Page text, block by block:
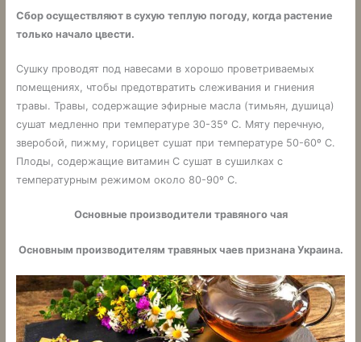
Сбор осуществляют в сухую теплую погоду, когда растение
только начало цвести.
Сушку проводят под навесами в хорошо проветриваемых
помещениях, чтобы предотвратить слеживания и гниения
травы. Травы, содержащие эфирные масла (тимьян, душица)
сушат медленно при температуре 30-35º С. Мяту перечную,
зверобой, пижму, горицвет сушат при температуре 50-60º С.
Плоды, содержащие витамин С сушат в сушилках с
температурным режимом около 80-90º С.
Основные производители травяного чая
Основным производителям травяных чаев признана Украина.